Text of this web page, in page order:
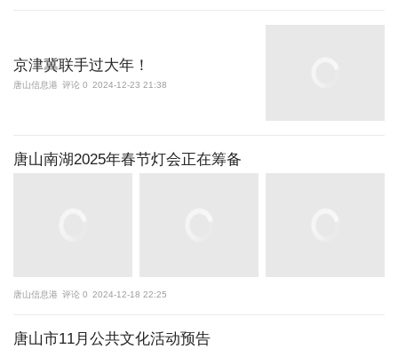
京津冀联手过大年！
唐山信息港 评论 0 2024-12-23 21:38
唐山南湖2025年春节灯会正在筹备
唐山信息港 评论 0 2024-12-18 22:25
唐山市11月公共文化活动预告